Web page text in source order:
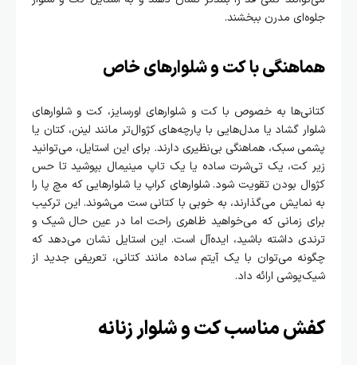
جلوه‌ای مدرن ببخشند.
هماهنگی با کت و شلوارهای خاص
کتانی‌ها به خصوص با کت و شلوارهای اورسایز، کت و شلوارهای
شلوار گشاد یا مدل‌هایی با پارچه‌های کژوال‌تر مانند لینن، کتان یا
پشمی سبک، هماهنگی بی‌نظیری دارند. برای این استایل، می‌توانید
زیر کت، یک تی‌شرت ساده یا یک تاپ مینیمال بپوشید تا حس
کژوال بودن تقویت شود. شلوارهای کراپ یا شلوارهایی که مچ پا را
به نمایش می‌گذارند، به خوبی با کتانی ست می‌شوند. این ترکیب
برای زمانی که می‌خواهید ظاهری راحت اما در عین حال شیک و
ترندی داشته باشید، ایده‌آل است. این استایل نشان می‌دهد که
چگونه می‌توان با یک آیتم ساده مانند کتانی، تعریفی جدید از
شیک‌پوشی ارائه داد.
کفش مناسب کت و شلوار زنانه